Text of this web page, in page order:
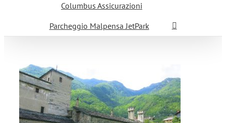
Columbus Assicurazioni
Parcheggio Malpensa JetPark